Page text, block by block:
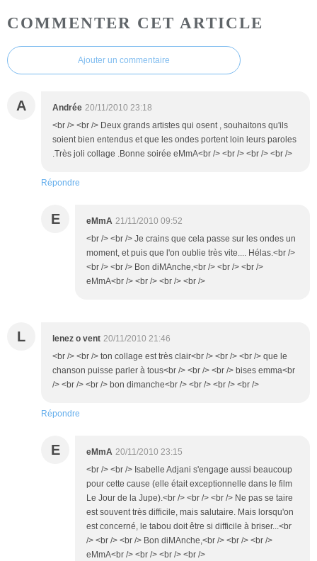
COMMENTER CET ARTICLE
Ajouter un commentaire
A Andrée 20/11/2010 23:18
<br /> <br /> Deux grands artistes qui osent , souhaitons qu'ils
soient bien entendus et que les ondes portent loin leurs paroles
.Très joli collage .Bonne soirée eMmA<br /> <br /> <br /> <br />
Répondre
E eMmA 21/11/2010 09:52
<br /> <br /> Je crains que cela passe sur les ondes un
moment, et puis que l'on oublie très vite.... Hélas.<br />
<br /> <br /> Bon diMAnche,<br /> <br /> <br />
eMmA<br /> <br /> <br /> <br />
L lenez o vent 20/11/2010 21:46
<br /> <br /> ton collage est très clair<br /> <br /> <br /> que le
chanson puisse parler à tous<br /> <br /> <br /> bises emma<br
/> <br /> <br /> bon dimanche<br /> <br /> <br /> <br />
Répondre
E eMmA 20/11/2010 23:15
<br /> <br /> Isabelle Adjani s'engage aussi beaucoup
pour cette cause (elle était exceptionnelle dans le film
Le Jour de la Jupe).<br /> <br /> <br /> Ne pas se taire
est souvent très difficile, mais salutaire. Mais lorsqu'on
est concerné, le tabou doit être si difficile à briser...<br
/> <br /> <br /> Bon diMAnche,<br /> <br /> <br />
eMmA<br /> <br /> <br /> <br />